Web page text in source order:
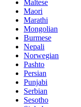
Maltese
Maori
Marathi
Mongolian
Burmese
Nepali
Norwegian
Pashto
Persian
Punjabi
Serbian
Sesotho